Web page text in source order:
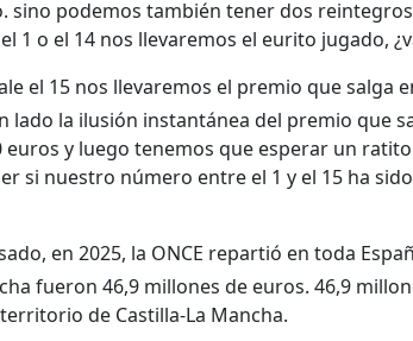
sino podemos también tener dos
1 o el 14 nos llevaremos el eurito jugado,
el 15 nos llevaremos el premio que salga
lado la ilusión instantánea del premio que
euros y luego tenemos que esperar un
si nuestro número entre el 1 y el 15 ha
en 2025, la ONCE repartió en toda
fueron 46,9 millones de euros. 46,9
de Castilla-La Mancha.